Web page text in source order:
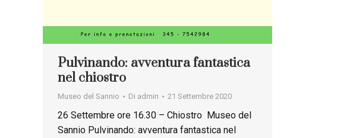
Pulvinando: avventura fantastica
nel chiostro
Museo del Sannio Di admin 21 Settembre 2020
26 Settembre ore 16.30 – Chiostro Museo del
Sannio Pulvinando: avventura fantastica nel